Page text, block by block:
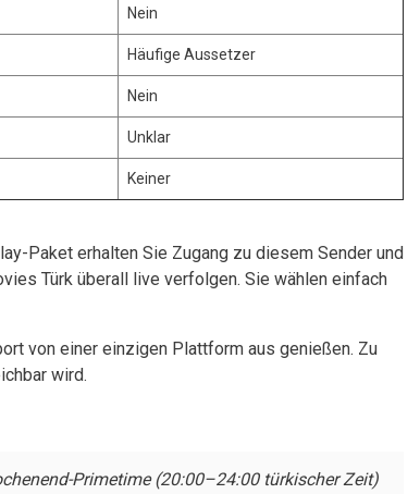
Nein
Häufige Aussetzer
Nein
Unklar
Keiner
Paket erhalten Sie Zugang zu diesem Sender und
Türk überall live verfolgen. Sie wählen einfach
von einer einzigen Plattform aus genießen. Zu
wird.
Primetime (20:00–24:00 türkischer Zeit)